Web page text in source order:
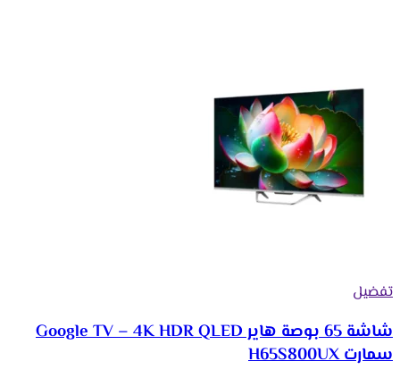
تفضيل
شاشة 65 بوصة هاير Google TV – 4K HDR QLED
سمارت H65S800UX